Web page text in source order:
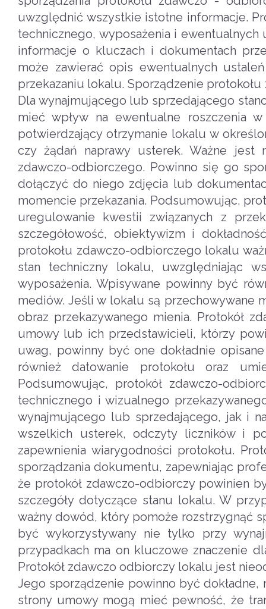
uwzględnić wszystkie istotne informacje.
technicznego, wyposażenia i
informacje o kluczach i dokumentach
może zawierać opis ewentualnych
przekazaniu lokalu. Sporządzenie
Dla wynajmującego lub sprzedającego
mieć wpływ na ewentualne roszczenia
potwierdzający otrzymanie lokalu w
czy żądań naprawy usterek. Ważne jest
zdawczo-odbiorczego. Powinno się go
dołączyć do niego zdjęcia lub
momencie przekazania. Podsumowując,
uregulowanie kwestii związanych z
szczegółowość, obiektywizm i
protokołu zdawczo-odbiorczego lokalu
stan techniczny lokalu, uwzględniając
wyposażenia. Wpisywane powinny być
mediów. Jeśli w lokalu są przechowywane
obraz przekazywanego mienia. Protokół
umowy lub ich przedstawicieli, którzy
uwag, powinny być one dokładnie
również datowanie protokołu oraz
Podsumowując, protokół zdawczo-
technicznego i wizualnego
wynajmującego lub sprzedającego, jak i
wszelkich usterek, odczyty liczników i
zapewnienia wiarygodności protokołu.
sporządzania dokumentu, zapewniając
że protokół zdawczo-odbiorczy powinien
szczegóły dotyczące stanu lokalu. W
ważny dowód, który pomoże rozstrzygnąć
być wykorzystywany nie tylko przy
przypadkach ma on kluczowe znaczenie
Protokół zdawczo odbiorczy lokalu jest
Jego sporządzenie powinno być
strony umowy mogą mieć pewność, że